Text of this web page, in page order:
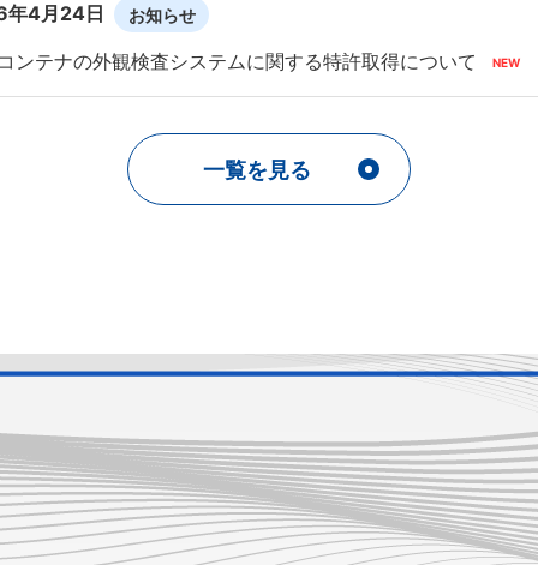
4月24日 お知らせ
ンテナの外観検査システムに関する特許取得について
一覧を見る